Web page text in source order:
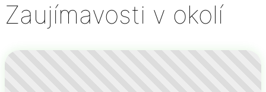
Zaujímavosti v okolí